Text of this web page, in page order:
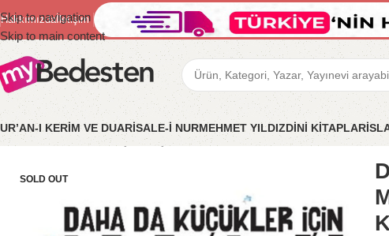
Skip to navigation
Skip to main content
Hakkımızdaİletişim
I KERİM VE DUARİSALE-İ NURMEHMET YILDIZDİNİ KİTAPLAR
Ana Sayfa Bedesten Çocuk Çocuk Kitapları Daha Küçükler İçin
SOLD OUT